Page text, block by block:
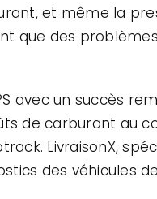
et même la
que des
avec un succès
de carburant au
LivraisonX,
des véhicules